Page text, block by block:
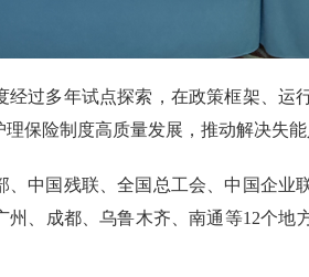
经过多年试点探索，在政策框架、
保险制度高质量发展，推动解决失能
、中国残联、全国总工会、中国企
、成都、乌鲁木齐、南通等12个